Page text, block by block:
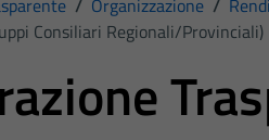
/ Organizzazione /
Consiliari Regionali/provinciali)